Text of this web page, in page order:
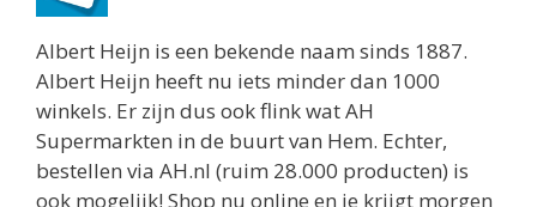
Albert Heijn Utrecht
Twijnstraat 8
Utrecht 3511ZK
0.8 km
Routebeschrijving
Jumbo Utrecht
Albert Heijn is een bekende naam sinds 1887.
Albert Heijn heeft nu iets minder dan 1000
winkels. Er zijn dus ook flink wat AH
Supermarkten in de buurt van Hem. Echter,
bestellen via AH.nl (ruim 28.000 producten) is
ook mogelijk! Shop nu online en je krijgt morgen